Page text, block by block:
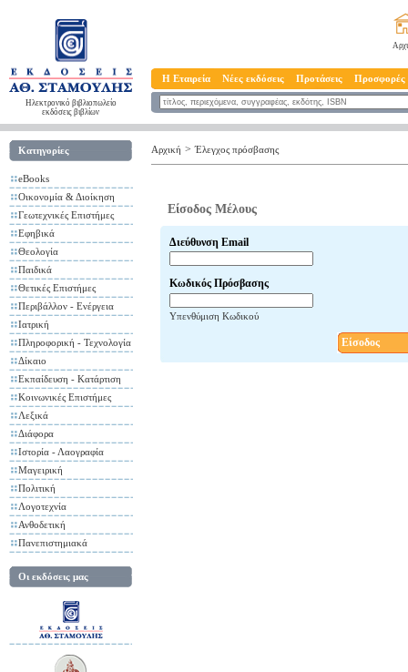
Ηλεκτρονικό βιβλιοπωλείο
εκδόσεις βιβλίων
Η Εταιρεία Νέες εκδόσεις Προτάσεις Προσφορές
Κατηγορίες
eBooks
Οικονομία & Διοίκηση
Γεωτεχνικές Επιστήμες
Εφηβικά
Θεολογία
Παιδικά
Θετικές Επιστήμες
Περιβάλλον - Ενέργεια
Ιατρική
Πληροφορική - Τεχνολογία
Δίκαιο
Εκπαίδευση - Κατάρτιση
Κοινωνικές Επιστήμες
Λεξικά
Διάφορα
Ιστορία - Λαογραφία
Μαγειρική
Πολιτική
Λογοτεχνία
Ανθοδετική
Πανεπιστημιακά
Οι εκδόσεις μας
Αρχική > Έλεγχος πρόσβασης
Είσοδος Μέλους
Διεύθυνση Email
Κωδικός Πρόσβασης
Υπενθύμιση Κωδικού
Είσοδος